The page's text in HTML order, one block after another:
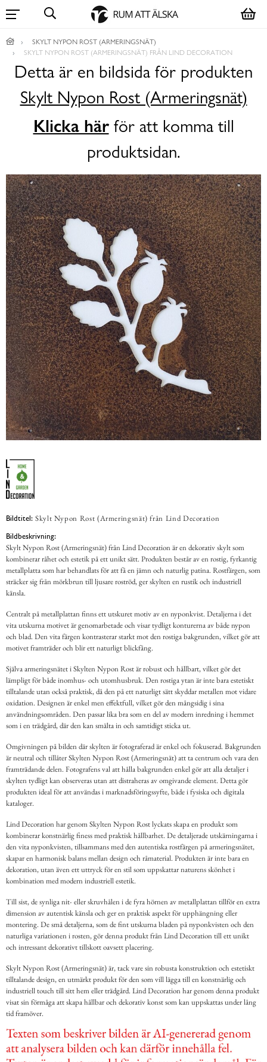
SKYLT NYPON ROST (ARMERINGSNÄT)
SKYLT NYPON ROST (ARMERINGSNÄT) FRÅN LIND DECORATION
Detta är en bildsida för produkten
Skylt Nypon Rost (Armeringsnät)
Klicka härför att komma till
produktsidan.
Bildtitel: Skylt Nypon Rost (Armeringsnät) från Lind Decoration
Bildbeskrivning:
Skylt Nypon Rost (Armeringsnät) från Lind Decoration är en dekorativ skylt som
kombinerar råhet och estetik på ett unikt sätt. Produkten består av en rostig, fyrkantig
metallplatta som har behandlats för att få en jämn och naturlig patina. Rostfärgen, som
sträcker sig från mörkbrun till ljusare roströd, ger skylten en rustik och industriell
känsla.
Centralt på metallplattan finns ett utskuret motiv av en nyponkvist. Detaljerna i det
vita utskurna motivet är genomarbetade och visar tydligt konturerna av både nypon
och blad. Den vita färgen kontrasterar starkt mot den rostiga bakgrunden, vilket gör att
motivet framträder och blir ett naturligt blickfång.
Själva armeringsnätet i Skylten Nypon Rost är robust och hållbart, vilket gör det
lämpligt för både inomhus- och utomhusbruk. Den rostiga ytan är inte bara estetiskt
tilltalande utan också praktisk, då den på ett naturligt sätt skyddar metallen mot vidare
oxidation. Designen är enkel men effektfull, vilket gör den mångsidig i sina
användningsområden. Den passar lika bra som en del av modern inredning i hemmet
som i en trädgård, där den kan smälta in och samtidigt sticka ut.
Omgivningen på bilden där skylten är fotograferad är enkel och fokuserad. Bakgrunden
är neutral och tillåter Skylten Nypon Rost (Armeringsnät) att ta centrum och vara den
framträdande delen. Fotografens val att hålla bakgrunden enkel gör att alla detaljer i
skylten tydligt kan observeras utan att distraheras av omgivande element. Detta gör
produkten ideal för att användas i marknadsföringssyfte, både i fysiska och digitala
kataloger.
Lind Decoration har genom Skylten Nypon Rost lyckats skapa en produkt som
kombinerar konstnärlig finess med praktisk hållbarhet. De detaljerade utskärningarna i
den vita nyponkvisten, tillsammans med den autentiska rostfärgen på armeringsnätet,
skapar en harmonisk balans mellan design och råmaterial. Produkten är inte bara en
dekoration, utan även ett uttryck för en stil som uppskattar naturens skönhet i
kombination med modern industriell estetik.
Till sist, de synliga nit- eller skruvhålen i de fyra hörnen av metallplattan tillför en extra
dimension av autentisk känsla och ger en praktisk aspekt för upphängning eller
montering. De små detaljerna, som de fint utskurna bladen på nyponkvisten och den
naturliga variationen i rosten, gör denna produkt från Lind Decoration till ett unikt
och intressant dekorativt tillskott oavsett placering.
Skylt Nypon Rost (Armeringsnät) är, tack vare sin robusta konstruktion och estetiskt
tilltalande design, en utmärkt produkt för den som vill lägga till en konstnärlig och
industriell touch till sitt hem eller trädgård. Lind Decoration har genom denna produkt
visat sin förmåga att skapa hållbar och dekorativ konst som kan uppskattas under lång
tid framöver.